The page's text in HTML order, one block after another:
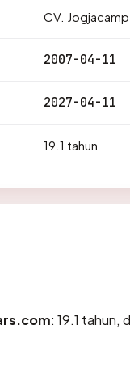
CV. Jogjacamp
2007-04-11
2027-04-11
19.1 tahun
: 19.1 tahun,